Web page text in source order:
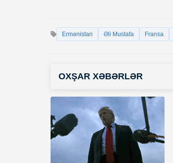
Ermənistan Əli Mustafa Fransa
OXŞAR XƏBƏRLƏR